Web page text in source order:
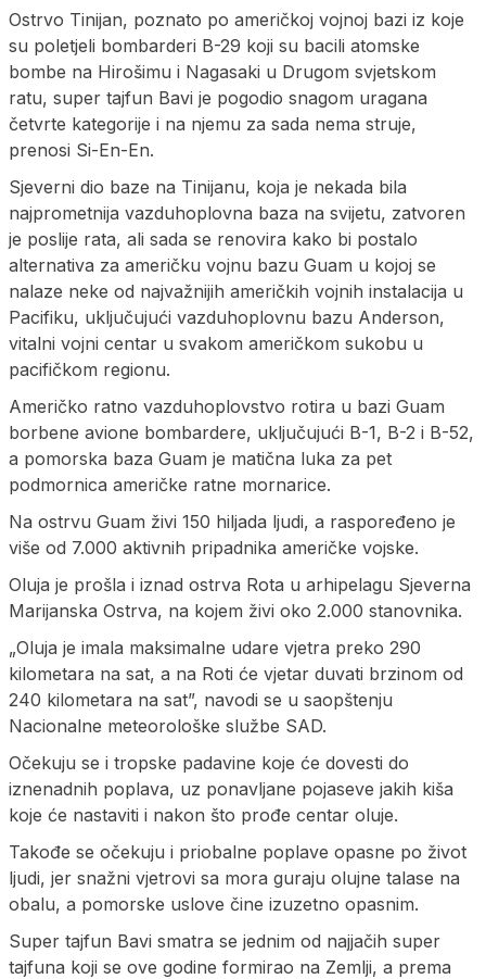
Ostrvo Tinijan, poznato po američkoj vojnoj bazi iz koje
su poletjeli bombarderi B-29 koji su bacili atomske
bombe na Hirošimu i Nagasaki u Drugom svjetskom
ratu, super tajfun Bavi je pogodio snagom uragana
četvrte kategorije i na njemu za sada nema struje,
prenosi Si-En-En.
Sjeverni dio baze na Tinijanu, koja je nekada bila
najprometnija vazduhoplovna baza na svijetu, zatvoren
je poslije rata, ali sada se renovira kako bi postalo
alternativa za američku vojnu bazu Guam u kojoj se
nalaze neke od najvažnijih američkih vojnih instalacija u
Pacifiku, uključujući vazduhoplovnu bazu Anderson,
vitalni vojni centar u svakom američkom sukobu u
pacifičkom regionu.
Američko ratno vazduhoplovstvo rotira u bazi Guam
borbene avione bombardere, uključujući B-1, B-2 i B-52,
a pomorska baza Guam je matična luka za pet
podmornica američke ratne mornarice.
Na ostrvu Guam živi 150 hiljada ljudi, a raspoređeno je
više od 7.000 aktivnih pripadnika američke vojske.
Oluja je prošla i iznad ostrva Rota u arhipelagu Sjeverna
Marijanska Ostrva, na kojem živi oko 2.000 stanovnika.
„Oluja je imala maksimalne udare vjetra preko 290
kilometara na sat, a na Roti će vjetar duvati brzinom od
240 kilometara na sat”, navodi se u saopštenju
Nacionalne meteorološke službe SAD.
Očekuju se i tropske padavine koje će dovesti do
iznenadnih poplava, uz ponavljane pojaseve jakih kiša
koje će nastaviti i nakon što prođe centar oluje.
Takođe se očekuju i priobalne poplave opasne po život
ljudi, jer snažni vjetrovi sa mora guraju olujne talase na
obalu, a pomorske uslove čine izuzetno opasnim.
Super tajfun Bavi smatra se jednim od najjačih super
tajfuna koji se ove godine formirao na Zemlji, a prema